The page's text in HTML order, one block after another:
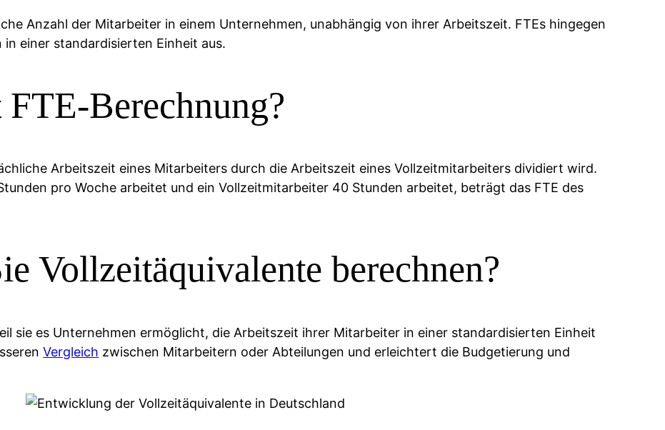
Anzahl der Mitarbeiter in einem Unternehmen, unabhängig von ihrer Arbeitszeit. FTEs hingegen
einer standardisierten Einheit aus.
Berechnung?
Arbeitszeit eines Mitarbeiters durch die Arbeitszeit eines Vollzeitmitarbeiters dividiert wird.
pro Woche arbeitet und ein Vollzeitmitarbeiter 40 Stunden arbeitet, beträgt das FTE des
Vollzeitäquivalente berechnen?
sie es Unternehmen ermöglicht, die Arbeitszeit ihrer Mitarbeiter in einer standardisierten Einheit
Vergleich zwischen Mitarbeitern oder Abteilungen und erleichtert die Budgetierung und